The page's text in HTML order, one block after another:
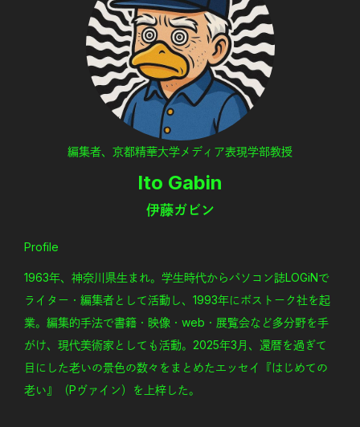
編集者、京都精華大学メディア表現学部教授
Ito Gabin
伊藤ガビン
Profile
1963年、神奈川県生まれ。学生時代からパソコン誌LOGiNで
ライター・編集者として活動し、1993年にボストーク社を起
業。編集的手法で書籍・映像・web・展覧会など多分野を手
がけ、現代美術家としても活動。2025年3月、還暦を過ぎて
目にした老いの景色の数々をまとめたエッセイ『‎はじめての
老い』（Pヴァイン）を上梓した。